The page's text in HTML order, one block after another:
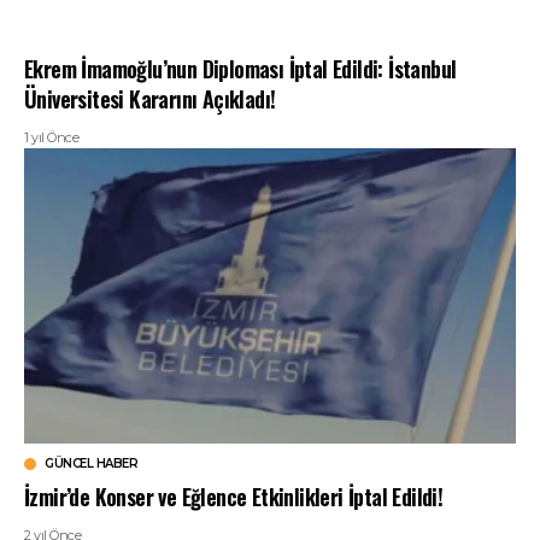
Ekrem İmamoğlu’nun Diploması İptal Edildi: İstanbul
Üniversitesi Kararını Açıkladı!
1 yıl Önce
GÜNCEL HABER
İzmir’de Konser ve Eğlence Etkinlikleri İptal Edildi!
2 yıl Önce